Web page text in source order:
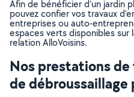
Afin de bénéficier d’un jardin
pouvez confier vos travaux
entreprises ou auto-
espaces verts disponibles
relation AlloVoisins.
Nos prestations
de